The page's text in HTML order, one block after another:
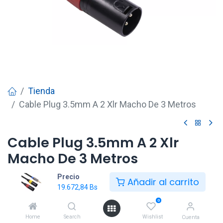
Precio
19.672,84Bs Añadir al carrito
Home Search
0
Wishlist Cuenta
Tienda
Cable Plug 3.5mm A 2 Xlr Macho De 3 Metros
Cable Plug 3.5mm A 2 Xlr
Macho De 3 Metros
19.672,84Bs
Añadir al carrito